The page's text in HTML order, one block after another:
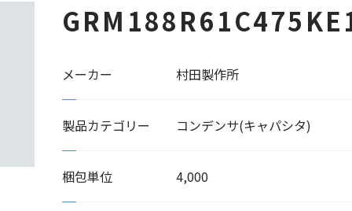
メーカー 村田製作所
製品カテゴリー コンデンサ(キャパシタ)
梱包単位 4,000